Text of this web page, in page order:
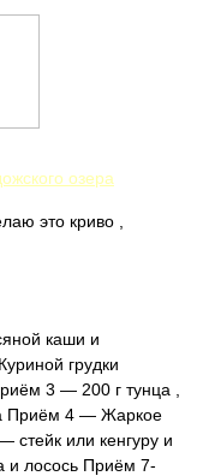
озера
это криво ,
каши и
грудки
3 — 200 г тунца ,
Приём 4 — Жаркое
или кенгуру и
и лосось Приём 7-